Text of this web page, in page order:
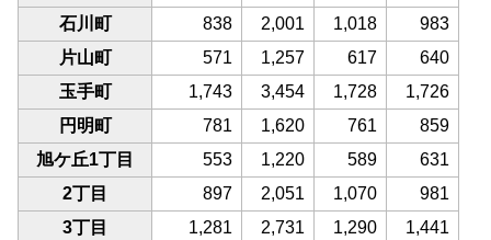
石川町
838 2,001 1,018
983
片山町
571 1,257 617
640
玉手町
1,743 3,454 1,728
1,726
円明町
781 1,620 761
859
旭ケ丘1丁目
553 1,220 589
631
2丁目
897 2,051 1,070
981
3丁目
1,281 2,731 1,290
1,441